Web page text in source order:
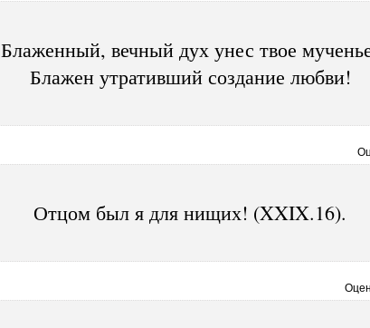
Блаженный, вечный дух унес твое
Блажен утративший создание любви!
Отцом был я для нищих! (XXIX.16).